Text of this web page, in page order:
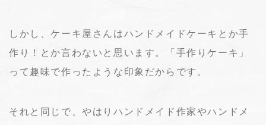
しかし、ケーキ屋さんはハンドメイドケーキとか手
作り！とか言わないと思います。「手作りケーキ」
って趣味で作ったような印象だからです。
それと同じで、やはりハンドメイド作家やハンドメ